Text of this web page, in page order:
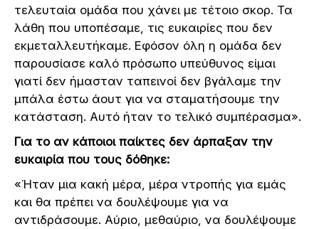
τελευταία ομάδα που χάνει με τέτοιο σκορ. Τα
λάθη που υποπέσαμε, τις ευκαιρίες που δεν
εκμεταλλευτήκαμε. Εφόσον όλη η ομάδα δεν
παρουσίασε καλό πρόσωπο υπεύθυνος είμαι
γιατί δεν ήμασταν ταπεινοί δεν βγάλαμε την
μπάλα έστω άουτ για να σταματήσουμε την
κατάσταση. Αυτό ήταν το τελικό συμπέρασμα».
Για το αν κάποιοι παίκτες δεν άρπαξαν την
ευκαιρία που τους δόθηκε:
«Ήταν μια κακή μέρα, μέρα ντροπής για εμάς
και θα πρέπει να δουλέψουμε για να
αντιδράσουμε. Αύριο, μεθαύριο, να δουλέψουμε